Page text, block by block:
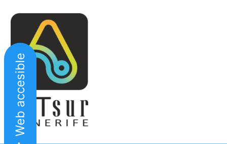
Web accesible